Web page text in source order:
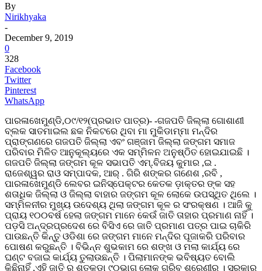
By
Nirikhyaka
-
December 9, 2019
0
328
Facebook
Twitter
Pinterest
WhatsApp
ପାରଳାଖେମୁଣ୍ଡି,୦୯/୧୨(ପ୍ରଭାତ ପାତ୍ର)- -ଗଜପତି ଜିଲ୍ଲା ଗୋଶାଣୀ
ବ୍ଲକ ସାତମାଇଲ ଛକ ନିକଟରେ ଥିବା ମା ମୁକିଡାମ୍ମା ମନ୍ଦିର
ପ୍ରାଙ୍ଗଣରେ ଗଜପତି ଜିଲ୍ଲା ଏବଂ ଗଞ୍ଜାମ ଜିଲ୍ଲା ଜଙ୍ଗମ ସମାଜ
ପରିବାର ମିଳିତ ଆନୁକୂଲ୍ୟରେ ଏକ ସମ୍ମିଳନ ଅନୁଷ୍ଠିତ ହୋଇଯାଇଛି ।
ଗଜପତି ଜିଲ୍ଲା ଜଙ୍ଗମ କୂଳ ସଭାପତି ଏମ୍.ବିଜୟ କୁମାର ,ଇ .
ରାଜେଶ୍ୱର ରାଓ ସମ୍ପାଦକ, ଆର୍ . ଗିରି ଶଙ୍କର ଗଣେଶ ,ରବି ,
ପାରଳାଖେମୁଣ୍ଡି ଲେବର ଇନିସ୍ପେକ୍ଟର କେତକ ଡ଼ାକ୍ତର ଙ୍କ ସହ
ଶତାଧିକ ଜିଲ୍ଲା ଓ ଜିଲ୍ଲା ବାହାର ଜଙ୍ଗମ କୂଳ ଲୋକେ ଉପସ୍ଥିତ ଥିଲେ ।
ସମ୍ମିଳନୀର ମୁଖ୍ୟ ଉଦେଶ୍ୟ ଥିଲା ଜଙ୍ଗମ କୂଳ ର ସଂରକ୍ଷଣ । ଆଜି କୁ
ପ୍ରାୟ ୧୦୦ବର୍ଷ ହେଲା ଜଙ୍ଗମ ମାନେ କେଉଁ ଜାତି ତାହାର ପ୍ରମାଣ ନାହିଁ ।
ପଡ଼ସି ଅନ୍ଦ୍ରପ୍ରଦେଶ ରେ ବିସିଏ ରେ ଜାତି ପ୍ରମାଣ ପତ୍ର ପାଇ ଚାକିରି
ପାଉଛନ୍ତି କିନ୍ତୁ ଓଡିଶା ରେ ଜଙ୍ଗମ ମାନେ ମନ୍ଦିର ପୂଜାକରି ପରିବାର
ପୋଷଣ କରୁଛନ୍ତି । ବିଭିନ୍ନ ଶୁଭକାମ ରେ ଶଙ୍ଖ ଓ ମଲା କାର୍ଯ୍ୟ ରେ
ଘଣ୍ଟ ବଜାଇ କାର୍ଯ୍ୟ ତୁଲାଉଛନ୍ତି । ପିଲାମାନଙ୍କ ଭବିଷ୍ୟତ ବୋଲି
କିଛିନାହିଁ ,ଏହି ଜାତି ର ଶତକଡା ୯୦ଭାଗ ଲୋକ ଗରିବ ଶ୍ରେଣୀର । ସରକାର